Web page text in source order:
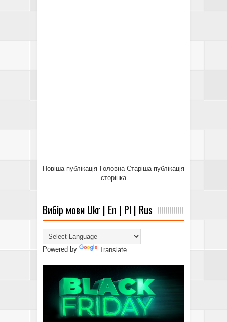
Новіша публікація Старіша публікація
Головна
сторінка
Вибір мови Ukr | En | Pl | Rus
Powered by Translate